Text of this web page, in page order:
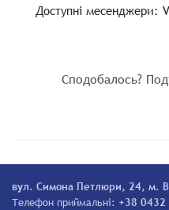
Доступні месенджери:
Сподобалось?
вул. Симона Петлюри, 24, м.
Телефон приймальні: +38 0432